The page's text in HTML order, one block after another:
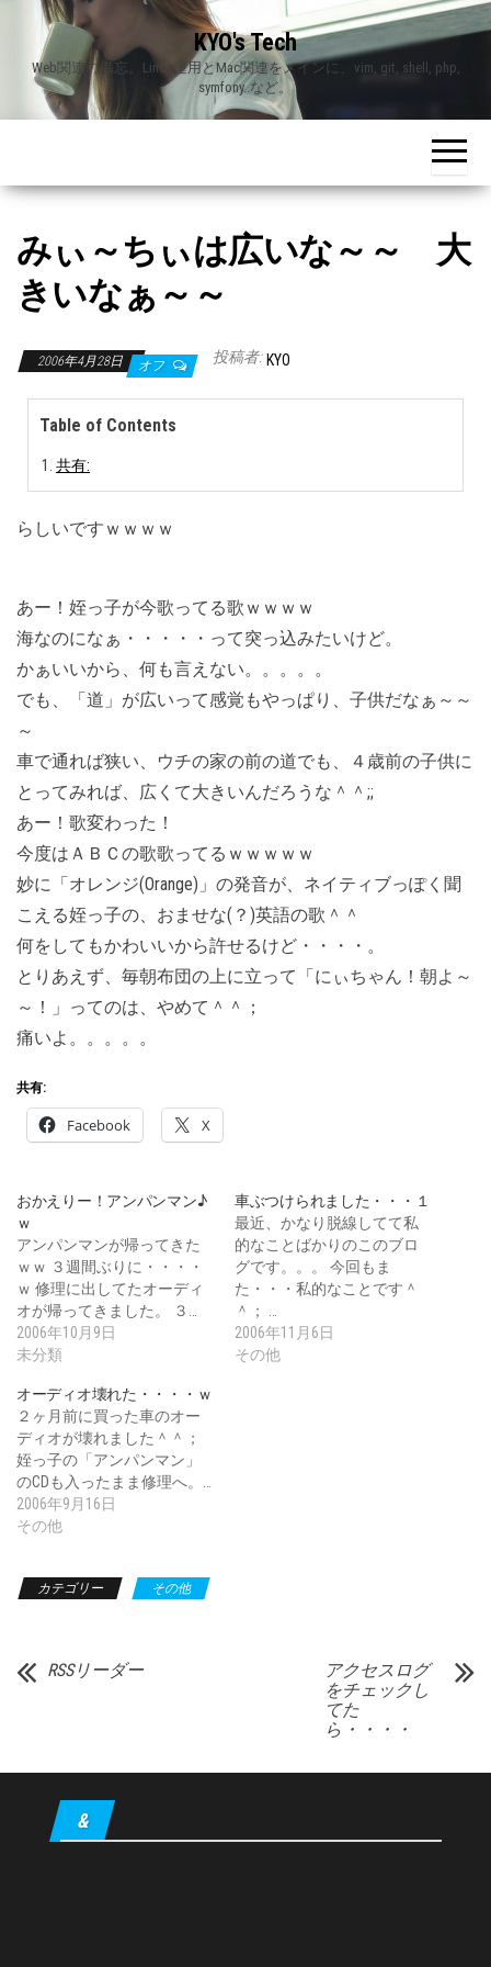
content
KYO's Tech
Web関連の備忘。Linux運用とMac関連をメインに、vim, git, shell, php,
symfony..など。
みぃ～ちぃは広いな～～ 大
きいなぁ～～
2006年4月28日 オフ 投稿者: KYO
Table of Contents
共有:
らしいですｗｗｗｗ
あー！姪っ子が今歌ってる歌ｗｗｗｗ
海なのになぁ・・・・・って突っ込みたいけど。
かぁいいから、何も言えない。。。。。
でも、「道」が広いって感覚もやっぱり、子供だなぁ～～
～
車で通れば狭い、ウチの家の前の道でも、４歳前の子供に
とってみれば、広くて大きいんだろうな＾＾;;
あー！歌変わった！
今度はＡＢＣの歌歌ってるｗｗｗｗｗ
妙に「オレンジ(Orange)」の発音が、ネイティブっぽく聞
こえる姪っ子の、おませな(？)英語の歌＾＾
何をしてもかわいいから許せるけど・・・・。
とりあえず、毎朝布団の上に立って「にぃちゃん！朝よ～
～！」ってのは、やめて＾＾；
痛いよ。。。。。
共有:
Facebook X
おかえりー！アンパンマン♪
ｗ
アンパンマンが帰ってきた
ｗｗ ３週間ぶりに・・・・
ｗ 修理に出してたオーディ
オが帰ってきました。 ３…
2006年10月9日
未分類
車ぶつけられました・・・１
最近、かなり脱線してて私
的なことばかりのこのブロ
グです。。。 今回もま
た・・・私的なことです＾
＾； …
2006年11月6日
その他
オーディオ壊れた・・・・ｗ
２ヶ月前に買った車のオー
ディオが壊れました＾＾；
姪っ子の「アンパンマン」
のCDも入ったまま修理へ。…
2006年9月16日
その他
カテゴリー その他
RSSリーダー
アクセスログ
をチェックし
てた
ら・・・・
&